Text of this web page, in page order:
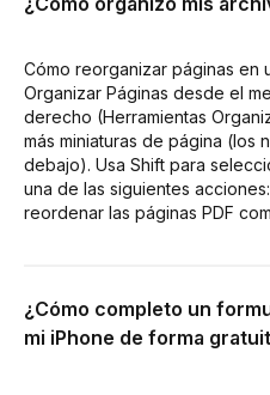
Cómo reorganizar páginas en
Organizar Páginas desde el
derecho (Herramientas
más miniaturas de página (los
debajo). Usa Shift para
una de las siguientes
reordenar las páginas PDF
¿Cómo completo un
mi iPhone de forma